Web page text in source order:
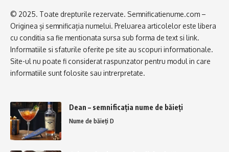
© 2025. Toate drepturile rezervate. Semnificatienume.com –
Originea și semnificația numelui. Preluarea articolelor este libera
cu conditia sa fie mentionata sursa sub forma de text si link.
Informatiile si sfaturile oferite pe site au scopuri informationale.
Site-ul nu poate fi considerat raspunzator pentru modul in care
informatiile sunt folosite sau intrerpretate.
Dean – semnificația nume de băieți
Nume de băieți D